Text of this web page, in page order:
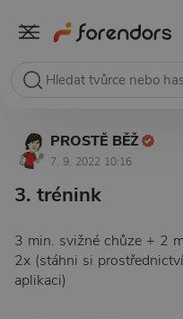
PROSTĚ BĚŽ
7. 9. 2022 10:16
3. trénink
3 min. svižné chůze + 2
2x (stáhni si
aplikaci)